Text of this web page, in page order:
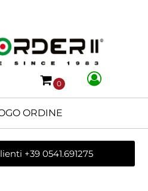
0
ORDINE
+39 0541.691275